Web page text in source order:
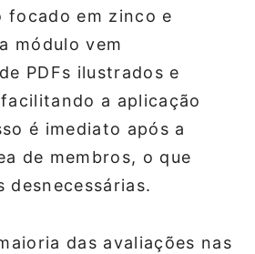
focado em zinco e
módulo vem
PDFs ilustrados e
a aplicação
é imediato após a
de membros, o que
desnecessárias.
das avaliações nas